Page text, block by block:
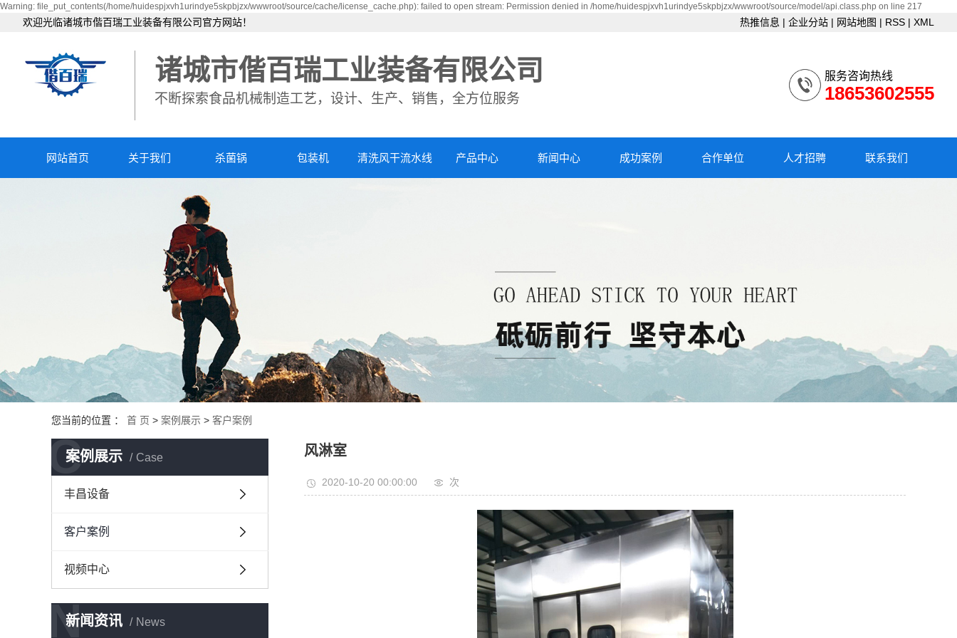
Warning: file_put_contents(/home/huidespjxvh1urindye5skpbjzx/wwwroot/source/cache/license_cache.php): failed to open stream: Permission denied in /home/huidespjxvh1urindye5skpbjzx/wwwroot/source/model/api.class.php on line 217
欢迎光临诸城市偕百瑞工业装备有限公司官方网站！ 热推信息 | 企业分站 | 网站地图 | RSS | XML
诸城市偕百瑞工业装备有限公司
不断探索食品机械制造工艺，设计、生产、销售，全方位服务
服务咨询热线
18653602555
网站首页 关于我们 杀菌锅 包装机 清洗风干流水线 产品中心
清洗风干流水线
灌肠机
滚揉机
新闻中心 成功案例 合作单位 人才招聘 联系我们
您当前的位置 ： 首 页 > 案例展示 > 客户案例
案例展示 Case
C
丰昌设备
客户案例
视频中心
新闻资讯 News
N
风淋室
2020-10-20 00:00:00 次